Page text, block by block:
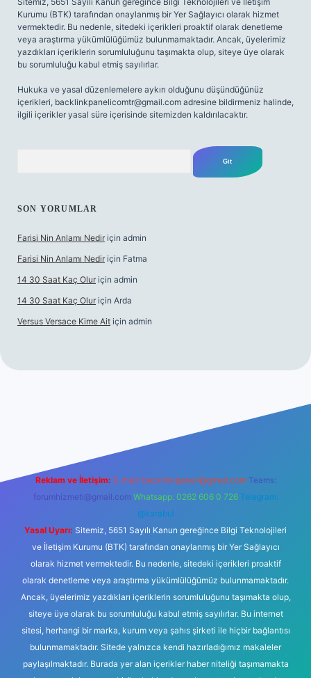
Kurumu (BTK) tarafından onaylanmış bir Yer Sağlayıcı olarak hizmet
vermektedir. Bu nedenle, sitedeki içerikleri proaktif olarak denetleme
veya araştırma yükümlülüğümüz bulunmamaktadır. Ancak, üyelerimiz
yazdıkları içeriklerin sorumluluğunu taşımakta olup, siteye üye olarak
bu sorumluluğu kabul etmiş sayılırlar.
Hukuka ve yasal düzenlemelere aykırı olduğunu düşündüğünüz
içerikleri, backlinkpanelicomtr@gmail.com adresine bildirmeniz halinde,
ilgili içerikler yasal süre içerisinde sitemizden kaldırılacaktır.
SON YORUMLAR
Farisi Nin Anlamı Nedir için admin
Farisi Nin Anlamı Nedir için Fatma
14 30 Saat Kaç Olur için admin
14 30 Saat Kaç Olur için Arda
Versus Versace Kime Ait için admin
Reklam ve İletişim: E-mail: backlinkpaneli@gmail.com Teams:
forumhizmeti@gmail.com Whatsapp: 0262 606 0 726 Telegram:
@karabul
Yasal Uyarı: Sitemiz, 5651 Sayılı Kanun gereğince Bilgi Teknolojileri
ve İletişim Kurumu (BTK) tarafından onaylanmış bir Yer Sağlayıcı
olarak hizmet vermektedir. Bu nedenle, sitedeki içerikleri proaktif
olarak denetleme veya araştırma yükümlülüğümüz bulunmamaktadır.
Ancak, üyelerimiz yazdıkları içeriklerin sorumluluğunu taşımakta olup,
siteye üye olarak bu sorumluluğu kabul etmiş sayılırlar. Bu internet
sitesi, herhangi bir marka, kurum veya şahıs şirketi ile hiçbir bağlantısı
bulunmamaktadır. Sitede yalnızca kendi hazırladığımız makaleler
paylaşılmaktadır. Burada yer alan içerikler haber niteliği taşımamakta